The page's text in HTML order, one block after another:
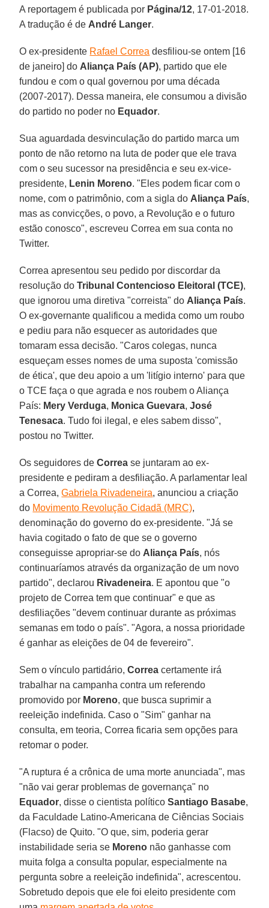
A reportagem é publicada por Página/12, 17-01-2018.
A tradução é de André Langer.
O ex-presidente Rafael Correa desfiliou-se ontem [16
de janeiro] do Aliança País (AP), partido que ele
fundou e com o qual governou por uma década
(2007-2017). Dessa maneira, ele consumou a divisão
do partido no poder no Equador.
Sua aguardada desvinculação do partido marca um
ponto de não retorno na luta de poder que ele trava
com o seu sucessor na presidência e seu ex-vice-
presidente, Lenin Moreno. "Eles podem ficar com o
nome, com o patrimônio, com a sigla do Aliança País,
mas as convicções, o povo, a Revolução e o futuro
estão conosco", escreveu Correa em sua conta no
Twitter.
Correa apresentou seu pedido por discordar da
resolução doTribunal Contencioso Eleitoral (TCE),
que ignorou uma diretiva "correista" do Aliança País.
O ex-governante qualificou a medida como um roubo
e pediu para não esquecer as autoridades que
tomaram essa decisão. "Caros colegas, nunca
esqueçam esses nomes de uma suposta 'comissão
de ética', que deu apoio a um 'litígio interno' para que
o TCE faça o que agrada e nos roubem o Aliança
País: Mery Verduga, Monica Guevara,José
Tenesaca. Tudo foi ilegal, e eles sabem disso",
postou no Twitter.
Os seguidores deCorrea se juntaram ao ex-
presidente e pediram a desfiliação. A parlamentar leal
a Correa,Gabriela Rivadeneira, anunciou a criação
do Movimento Revolução Cidadã (MRC),
denominação do governo do ex-presidente. "Já se
havia cogitado o fato de que se o governo
conseguisse apropriar-se do Aliança País, nós
continuaríamos através da organização de um novo
partido", declarou Rivadeneira. E apontou que "o
projeto de Correa tem que continuar" e que as
desfiliações "devem continuar durante as próximas
semanas em todo o país". "Agora, a nossa prioridade
é ganhar as eleições de 04 de fevereiro".
Sem o vínculo partidário,Correa certamente irá
trabalhar na campanha contra um referendo
promovido por Moreno, que busca suprimir a
reeleição indefinida. Caso o "Sim" ganhar na
consulta, em teoria, Correa ficaria sem opções para
retomar o poder.
"A ruptura é a crônica de uma morte anunciada", mas
"não vai gerar problemas de governança" no
Equador, disse o cientista políticoSantiago Basabe,
da Faculdade Latino-Americana de Ciências Sociais
(Flacso) de Quito. "O que, sim, poderia gerar
instabilidade seria se Moreno não ganhasse com
muita folga a consulta popular, especialmente na
pergunta sobre a reeleição indefinida", acrescentou.
Sobretudo depois que ele foi eleito presidente com